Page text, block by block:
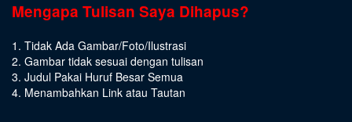
Mengapa Tulisan Saya Dihapus?
1. Tidak Ada Gambar/Foto/Ilustrasi
2. Gambar tidak sesuai dengan tulisan
3. Judul Pakai Huruf Besar Semua
4. Menambahkan Link atau Tautan